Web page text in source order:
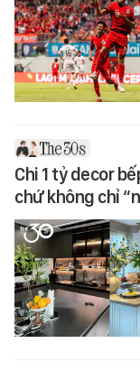
Chi 1 tỷ decor
chứ không chỉ